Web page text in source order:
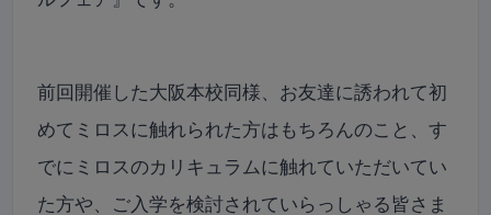
前回開催した大阪本校同様、お友達に誘われて初
めてミロスに触れられた方はもちろんのこと、す
でにミロスのカリキュラムに触れていただいてい
た方や、ご入学を検討されていらっしゃる皆さま